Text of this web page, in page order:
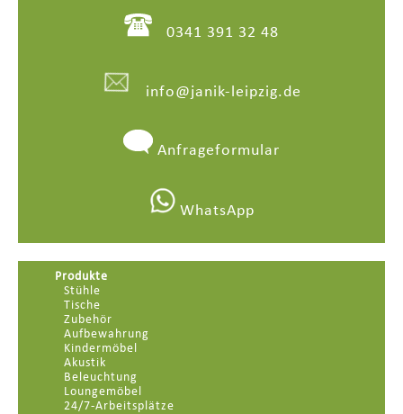
0341 391 32 48
info@janik-leipzig.de
Anfrageformular
WhatsApp
Produkte
Stühle
Tische
Zubehör
Aufbewahrung
Kindermöbel
Akustik
Beleuchtung
Loungemöbel
24/7-Arbeitsplätze